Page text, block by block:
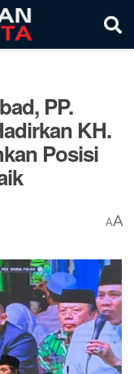
PP.
KH.
Posisi
AA